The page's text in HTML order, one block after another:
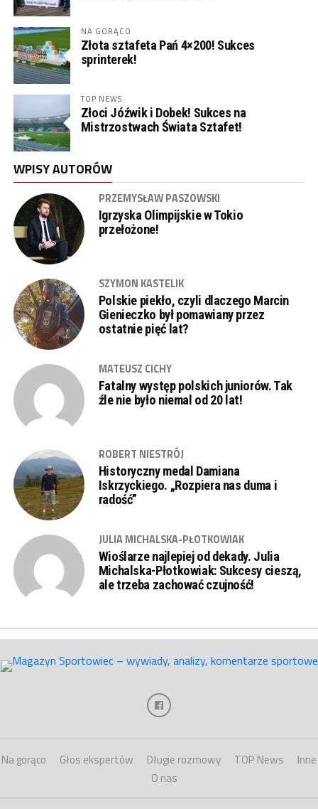
NA GORĄCO
Złota sztafeta Pań 4×200! Sukces
sprinterek!
TOP NEWS
Złoci Jóźwik i Dobek! Sukces na
Mistrzostwach Świata Sztafet!
WPISY AUTORÓW
PRZEMYSŁAW PASZOWSKI
Igrzyska Olimpijskie w Tokio
przełożone!
SZYMON KASTELIK
Polskie piekło, czyli dlaczego Marcin
Gienieczko był pomawiany przez
ostatnie pięć lat?
MATEUSZ CICHY
Fatalny występ polskich juniorów. Tak
źle nie było niemal od 20 lat!
ROBERT NIESTRÓJ
Historyczny medal Damiana
Iskrzyckiego. „Rozpiera nas duma i
radość”
JULIA MICHALSKA-PŁOTKOWIAK
Wioślarze najlepiej od dekady. Julia
Michalska-Płotkowiak: Sukcesy cieszą,
ale trzeba zachować czujność!
Na gorąco Głos ekspertów Długie rozmowy TOP News
Inne
O nas